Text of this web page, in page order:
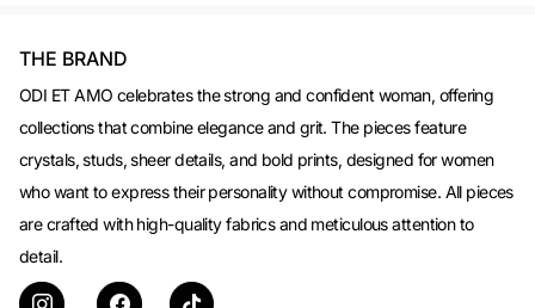
THE BRAND
ODI ET AMO celebrates the strong and confident woman, offering
collections that combine elegance and grit. The pieces feature
crystals, studs, sheer details, and bold prints, designed for women
who want to express their personality without compromise. All pieces
are crafted with high-quality fabrics and meticulous attention to
detail.